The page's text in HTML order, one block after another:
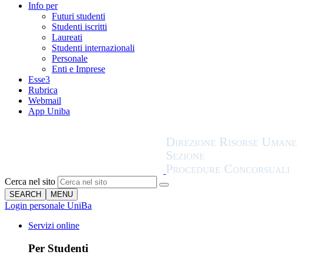
Info per
Futuri studenti
Studenti iscritti
Laureati
Studenti internazionali
Personale
Enti e Imprese
Esse3
Rubrica
Webmail
App Uniba
Cerca nel sito
SEARCH MENU
Login personale UniBa
Servizi online
Per Studenti